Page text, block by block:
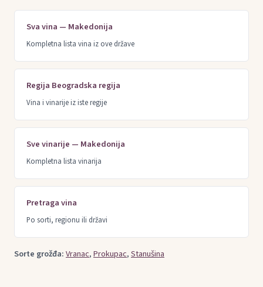
Sva vina — Makedonija
Kompletna lista vina iz ove države
Regija Beogradska regija
Vina i vinarije iz iste regije
Sve vinarije — Makedonija
Kompletna lista vinarija
Pretraga vina
Po sorti, regionu ili državi
Sorte grožđa:Vranac,Prokupac,Stanušina